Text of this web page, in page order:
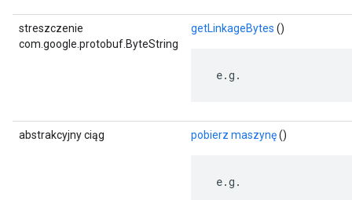
streszczenie
com.google.protobuf.ByteString
getLinkageBytes ()
e.g.
abstrakcyjny ciąg pobierz maszynę()
e.g.